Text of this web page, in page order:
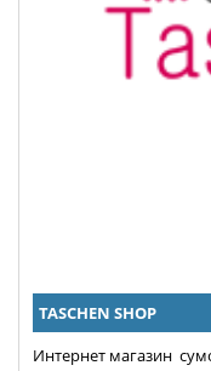
TASCHEN SHOP
Интернет магазин